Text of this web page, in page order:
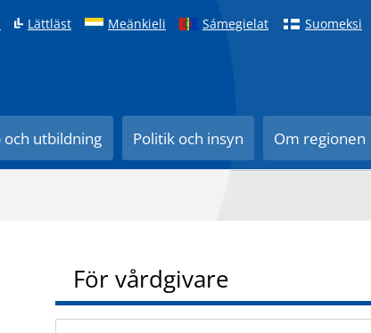
Lättläst Meänkieli Sámegielat Suomeksi
och utbildning Politik och insyn Om regionen
För vårdgivare